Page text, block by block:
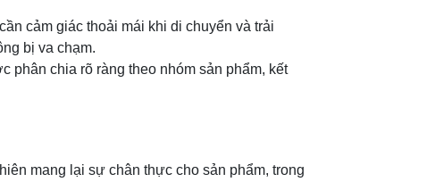
cảm giác thoải mái khi di chuyển và trải
bị va chạm.
phân chia rõ ràng theo nhóm sản phẩm, kết
mang lại sự chân thực cho sản phẩm, trong